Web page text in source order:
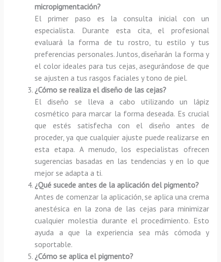
micropigmentación?
El primer paso es la consulta inicial con un
especialista. Durante esta cita, el profesional
evaluará la forma de tu rostro, tu estilo y tus
preferencias personales. Juntos, diseñarán la forma y
el color ideales para tus cejas, asegurándose de que
se ajusten a tus rasgos faciales y tono de piel.
¿Cómo se realiza el diseño de las cejas?
El diseño se lleva a cabo utilizando un lápiz
cosmético para marcar la forma deseada. Es crucial
que estés satisfecha con el diseño antes de
proceder, ya que cualquier ajuste puede realizarse en
esta etapa. A menudo, los especialistas ofrecen
sugerencias basadas en las tendencias y en lo que
mejor se adapta a ti.
¿Qué sucede antes de la aplicación del pigmento?
Antes de comenzar la aplicación, se aplica una crema
anestésica en la zona de las cejas para minimizar
cualquier molestia durante el procedimiento. Esto
ayuda a que la experiencia sea más cómoda y
soportable.
¿Cómo se aplica el pigmento?